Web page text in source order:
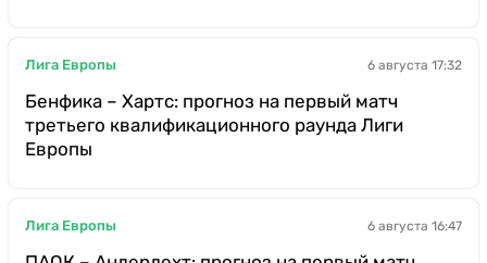
Лига Европы 6 августа 17:32
Бенфика – Хартс: прогноз на первый матч
третьего квалификационного раунда Лиги
Европы
Лига Европы 6 августа 16:47